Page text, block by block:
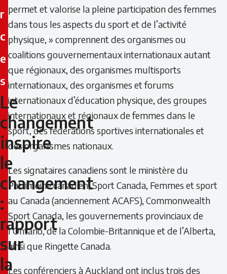
r
c
e
s
Le
changement
inspire
le
changement
:
rapport
sur
Le
changement
inspire
le
changement
:
rapport
sur
la
permet et valorise la pleine participation des femmes
dans tous les aspects du sport et de l’activité
physique, » comprennent des organismes ou
coalitions gouvernementaux internationaux autant
que régionaux, des organismes multisports
internationaux, des organismes et forums
internationaux d’éducation physique, des groupes
internationaux et régionaux de femmes dans le
sport, des fédérations sportives internationales et
des organismes nationaux.
Les signataires canadiens sont le ministère du
Patrimoine canadien, Sport Canada, Femmes et sport
au Canada (anciennement ACAFS), Commonwealth
Sport Canada, les gouvernements provinciaux de
l’Ontario, de la Colombie-Britannique et de l’Alberta,
ainsi que Ringette Canada.
Les conférenciers à Auckland ont inclus trois des